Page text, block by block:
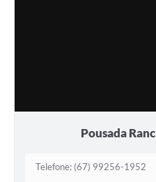
Pousada
Telefone: (67) 99256-1952